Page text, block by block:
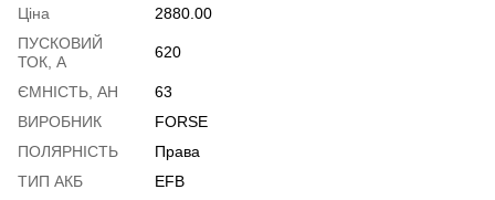
Ціна
2880.00
ПУСКОВИЙ
ТОК, А
620
ЄМНІСТЬ, АН
63
ВИРОБНИК
FORSE
ПОЛЯРНІСТЬ
Права
ТИП АКБ
EFB